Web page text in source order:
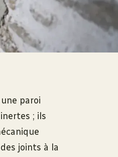
paroi
; ils
joints à la